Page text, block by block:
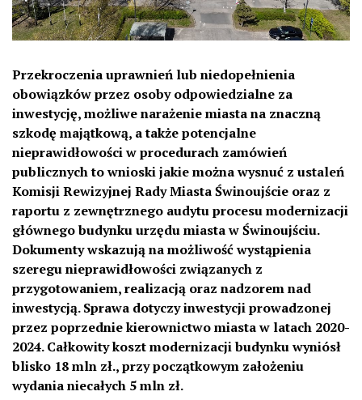
Przekroczenia uprawnień lub niedopełnienia
obowiązków przez osoby odpowiedzialne za
inwestycję, możliwe narażenie miasta na znaczną
szkodę majątkową, a także potencjalne
nieprawidłowości w procedurach zamówień
publicznych to wnioski jakie można wysnuć z ustaleń
Komisji Rewizyjnej Rady Miasta Świnoujście oraz z
raportu z zewnętrznego audytu procesu modernizacji
głównego budynku urzędu miasta w Świnoujściu.
Dokumenty wskazują na możliwość wystąpienia
szeregu nieprawidłowości związanych z
przygotowaniem, realizacją oraz nadzorem nad
inwestycją. Sprawa dotyczy inwestycji prowadzonej
przez poprzednie kierownictwo miasta w latach 2020-
2024. Całkowity koszt modernizacji budynku wyniósł
blisko 18 mln zł., przy początkowym założeniu
wydania niecałych 5 mln zł.